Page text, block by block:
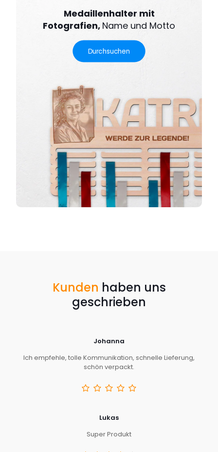
Medaillenhalter mit
Fotografien, Name und Motto
Durchsuchen
Kunden haben uns
geschrieben
Johanna
Ich empfehle, tolle Kommunikation, schnelle Lieferung,
schön verpackt.
Lukas
Super Produkt